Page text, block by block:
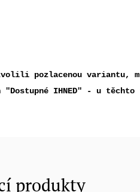
pozlacenou variantu,
"Dostupné IHNED" - u
produkty